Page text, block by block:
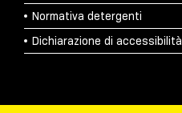
Normativa detergenti
Dichiarazione di accessibilità